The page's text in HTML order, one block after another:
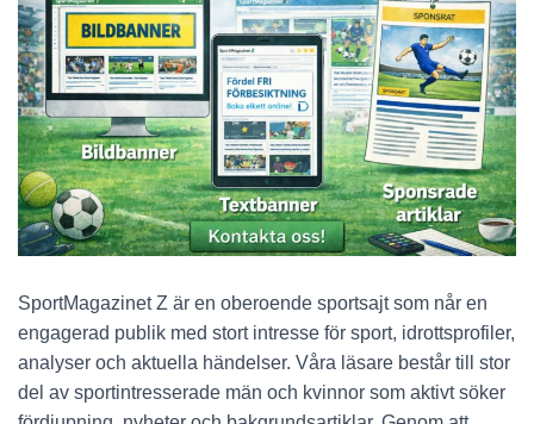
SportMagazinet Z är en oberoende sportsajt som når en
engagerad publik med stort intresse för sport, idrottsprofiler,
analyser och aktuella händelser. Våra läsare består till stor
del av sportintresserade män och kvinnor som aktivt söker